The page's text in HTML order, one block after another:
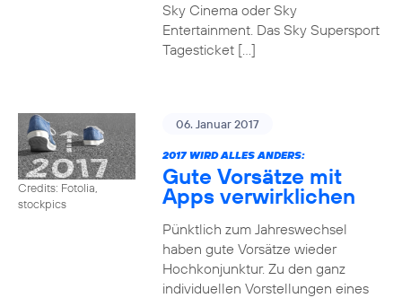
Sky Cinema oder Sky
Entertainment. Das Sky Supersport
Tagesticket […]
Credits: Fotolia,
stockpics
06. Januar 2017
2017 WIRD ALLES ANDERS:
Gute Vorsätze mit
Apps verwirklichen
Pünktlich zum Jahreswechsel
haben gute Vorsätze wieder
Hochkonjunktur. Zu den ganz
individuellen Vorstellungen eines